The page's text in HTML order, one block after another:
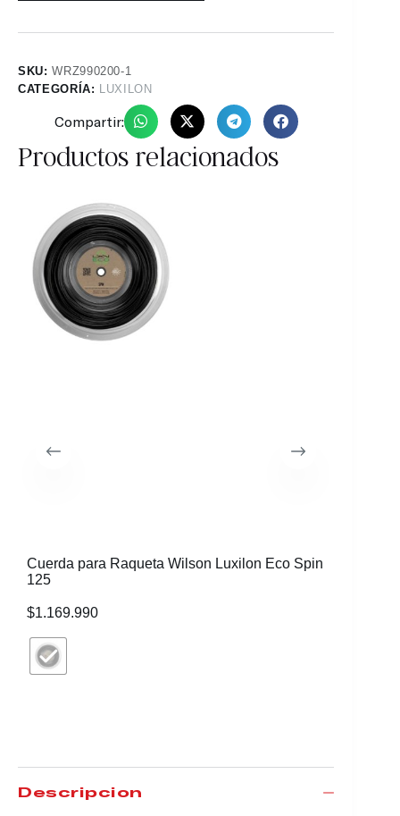
SKU:WRZ990200-1
CATEGORÍA: LUXILON
Compartir:
Productos relacionados
Cuerda para Raqueta Wilson Luxilon Eco Spin
125
$1.169.990
Descripción